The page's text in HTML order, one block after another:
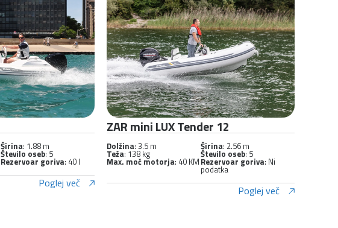
Širina: 1.88 m
Število oseb: 5
Rezervoar goriva: 40 l
Poglej več
ZAR mini LUX Tender 12
Dolžina: 3.5 m Širina: 2.56 m
Teža: 138 kg Število oseb: 5
Max. moč motorja: 40 KM Rezervoar goriva: Ni
podatka
Poglej več